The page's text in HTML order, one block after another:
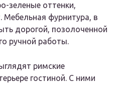
зеленые оттенки,
фурнитура, в
дорогой, позолоченной
ручной работы.
римские
гостиной. С ними